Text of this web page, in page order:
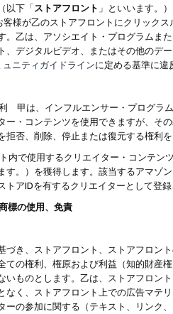
以下「ストアフロント 」といいます。
様が乙のストアフロントにクリック
。乙は、アソシエイト・プログラム
、デジタルビデオ、またはその他のデ
ュニティガイドラインに定める基準に違
甲は、インフルエンサー・プログラ
ー・コンテンツを使用できますが、そ
拒否、削除、停止または復元する権利
で使用するクリエイター・コンテン
す。）を獲得します。該当するアマゾ
トアIDを有するクリエイターとして登
標の使用、免責
づき、ストアフロント、ストアフロン
ての権利、権原および利益（知的財産
いものとします。乙は、ストアフロン
なく、ストアフロント上での広告マテ
ーの参加に関する（テキスト、リンク